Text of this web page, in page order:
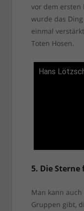
vor dem ersten
wurde das
einmal
Toten Hosen.
Hans
5. Die
Man kann
Gruppen gibt,